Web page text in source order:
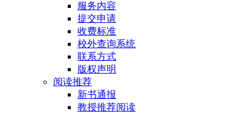
服务内容
提交申请
收费标准
校外查询系统
联系方式
版权声明
阅读推荐
新书通报
教授推荐阅读